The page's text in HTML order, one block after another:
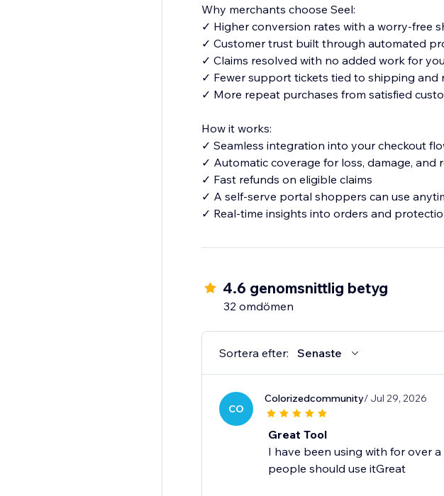
Why merchants choose Seel:
✓ Higher conversion rates with a worry-free
✓ Customer trust built through automated
✓ Claims resolved with no added work for
✓ Fewer support tickets tied to shipping and
✓ More repeat purchases from satisfied
How it works:
✓ Seamless integration into your checkout
✓ Automatic coverage for loss, damage, and
✓ Fast refunds on eligible claims
✓ A self-serve portal shoppers can use
✓ Real-time insights into orders and
4.6 genomsnittlig betyg
32 omdömen
Sortera efter: Senaste
CO
Colorizedcommunity/ Jul 29, 2026
Great Tool
I have been using with for over
people should use itGreat